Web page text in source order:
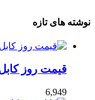
نوشته های تازه
قیمت روز
6,949